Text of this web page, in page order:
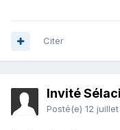
Citer
Invité
Posté(e) 12